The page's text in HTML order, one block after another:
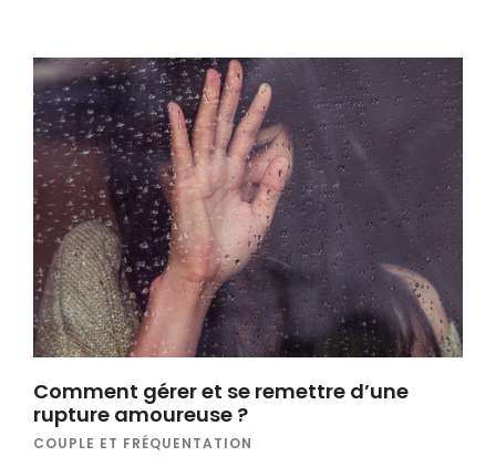
Comment gérer et se remettre d’une
rupture amoureuse ?
COUPLE ET FRÉQUENTATION